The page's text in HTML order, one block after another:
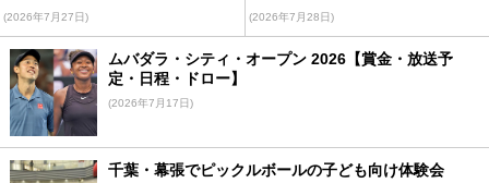
(2026年7月27日) (2026年7月28日)
ムバダラ・シティ・オープン 2026【賞金・放送予
定・日程・ドロー】
(2026年7月17日)
千葉・幕張でピックルボールの子ども向け体験会